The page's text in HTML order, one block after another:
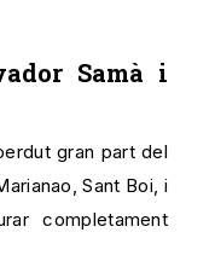
Samà i
gran part del
Sant Boi, i
completament